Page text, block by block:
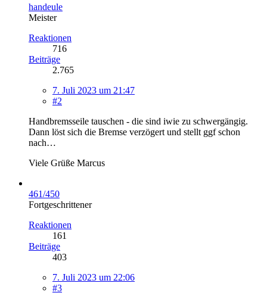
handeule
Meister
Reaktionen
716
Beiträge
2.765
7. Juli 2023 um 21:47
#2
Handbremsseile tauschen - die sind iwie zu schwergängig.
Dann löst sich die Bremse verzögert und stellt ggf schon
nach…
Viele Grüße Marcus
461/450
Fortgeschrittener
Reaktionen
161
Beiträge
403
7. Juli 2023 um 22:06
#3